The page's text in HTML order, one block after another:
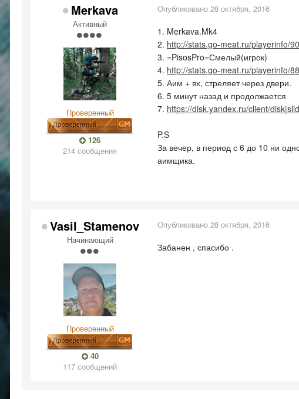
Merkava
Активный
Проверенный
126
214 сообщения
Опубликовано 28 октября, 2016
1. Merkava.Mk4
2. http://stats.go-meat.ru/playerinfo/
3. =PisosPro=Смелый(игрок)
4. http://stats.go-meat.ru/playerinfo/
5. Аим + вх, стреляет через двери.
6. 5 минут назад и продолжается
7. https://disk.yandex.ru/client/
P.S
За вечер, в период с 6 до 10 ни
аимщика.
Vasil_Stamenov
Начинающий
Проверенный
40
117 сообщений
Опубликовано 28 октября, 2016
Забанен , спасибо .